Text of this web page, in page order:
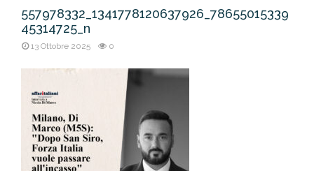
557978332_1341778120637926_78655015339
45314725_n
13 Ottobre 2025 0